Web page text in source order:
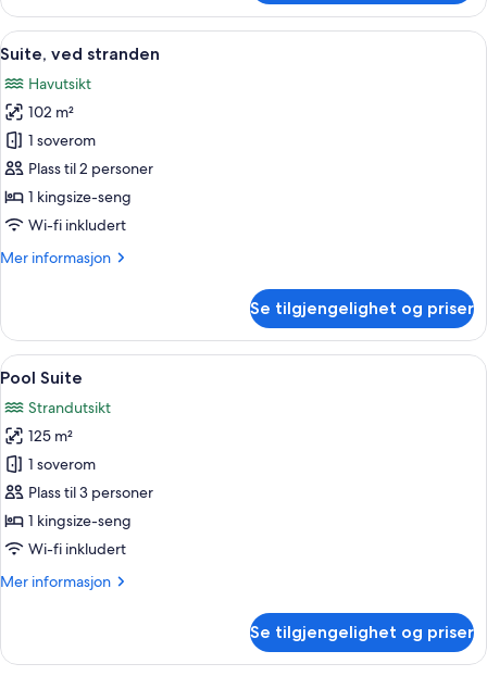
(Lazy
Lizard)
Åpne
alle
bildene
av
Suite,
ved
stranden
Minibar, safe på rommet,
3
Suite, ved stranden
Havutsikt
102 m²
1 soverom
Plass til 2 personer
1 kingsize-seng
Wi-fi inkludert
Mer informasjon
Mer
ved
stranden
Se tilgjengelighet og priser
Åpne
alle
bildene
av
Pool
Suite
Pool Suite | Minibar, safe på
4
Pool Suite
Strandutsikt
125 m²
1 soverom
Plass til 3 personer
1 kingsize-seng
Wi-fi inkludert
Mer informasjon
Mer
Suite
Se tilgjengelighet og priser